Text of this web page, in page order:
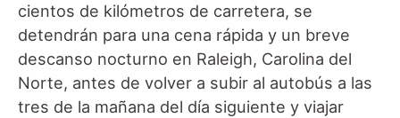
cientos de kilómetros de carretera, se
detendrán para una cena rápida y un breve
descanso nocturno en Raleigh, Carolina del
Norte, antes de volver a subir al autobús a las
tres de la mañana del día siguiente y viajar